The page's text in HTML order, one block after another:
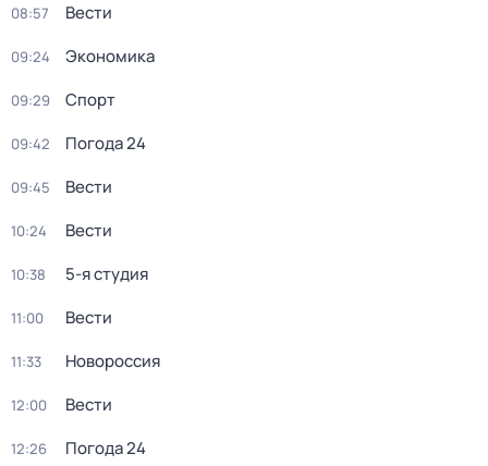
08:57 Вести
09:24 Экономика
09:29 Спорт
09:42 Погода 24
09:45 Вести
10:24 Вести
10:38 5-я студия
11:00 Вести
11:33 Новороссия
12:00 Вести
12:26 Погода 24